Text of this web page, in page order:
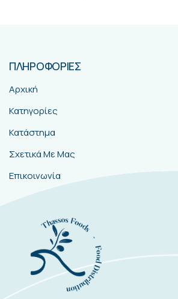
ΠΛΗΡΟΦΟΡΙΕΣ
Αρχική
Κατηγορίες
Κατάστημα
Σχετικά Με Μας
Επικοινωνία